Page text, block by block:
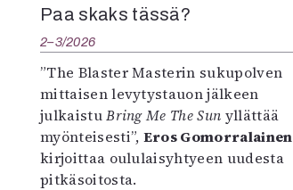
Paa skaks tässä?
2–3/2026
”The Blaster Masterin sukupolven
mittaisen levytystauon jälkeen
julkaistuBring Me The Sun yllättää
myönteisesti”, Eros Gomorralainen
kirjoittaa oululaisyhtyeen uudesta
pitkäsoitosta.